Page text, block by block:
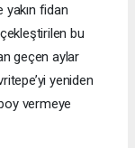
fidan
bu
geçen aylar
yeniden
vermeye